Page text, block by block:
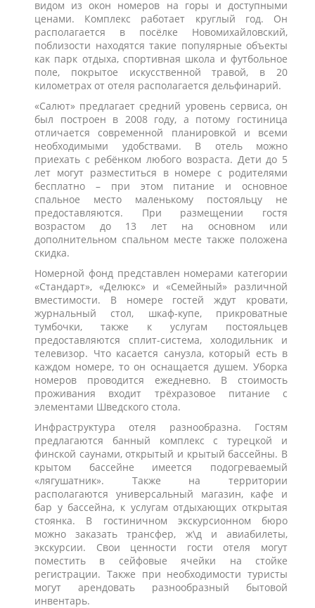
видом из окон номеров на горы и доступными
ценами. Комплекс работает круглый год. Он
располагается в посёлке Новомихайловский,
поблизости находятся такие популярные объекты
как парк отдыха, спортивная школа и футбольное
поле, покрытое искусственной травой, в 20
километрах от отеля располагается дельфинарий.
«Салют» предлагает средний уровень сервиса, он
был построен в 2008 году, а потому гостиница
отличается современной планировкой и всеми
необходимыми удобствами. В отель можно
приехать с ребёнком любого возраста. Дети до 5
лет могут разместиться в номере с родителями
бесплатно – при этом питание и основное
спальное место маленькому постояльцу не
предоставляются. При размещении гостя
возрастом до 13 лет на основном или
дополнительном спальном месте также положена
скидка.
Номерной фонд представлен номерами категории
«Стандарт», «Делюкс» и «Семейный» различной
вместимости. В номере гостей ждут кровати,
журнальный стол, шкаф-купе, прикроватные
тумбочки, также к услугам постояльцев
предоставляются сплит-система, холодильник и
телевизор. Что касается санузла, который есть в
каждом номере, то он оснащается душем. Уборка
номеров проводится ежедневно. В стоимость
проживания входит трёхразовое питание с
элементами Шведского стола.
Инфраструктура отеля разнообразна. Гостям
предлагаются банный комплекс с турецкой и
финской саунами, открытый и крытый бассейны. В
крытом бассейне имеется подогреваемый
«лягушатник». Также на территории
располагаются универсальный магазин, кафе и
бар у бассейна, к услугам отдыхающих открытая
стоянка. В гостиничном экскурсионном бюро
можно заказать трансфер, ж\д и авиабилеты,
экскурсии. Свои ценности гости отеля могут
поместить в сейфовые ячейки на стойке
регистрации. Также при необходимости туристы
могут арендовать разнообразный бытовой
инвентарь.